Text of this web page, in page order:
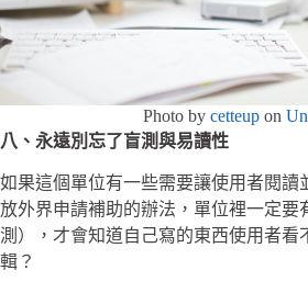
Photo by cetteupon
八、永遠別忘了盲測與易讀性
如果這個單位有一些需要讓使用者閱讀
放外界申請補助的辦法，單位裡一定要
測），才會知道自己寫的東西使用者看
輯？